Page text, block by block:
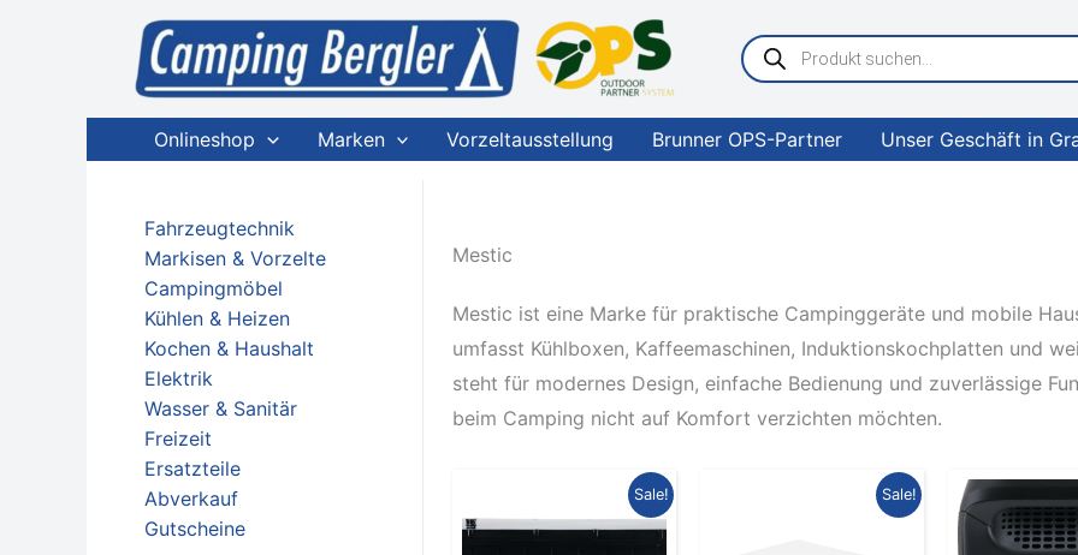
Products
search
Onlineshop Marken Vorzeltausstellung Brunner OPS-Partner Unser Geschäft in
Fahrzeugtechnik
Markisen & Vorzelte
Campingmöbel
Kühlen & Heizen
Kochen & Haushalt
Elektrik
Wasser & Sanitär
Freizeit
Ersatzteile
Abverkauf
Gutscheine
Mestic
Mestic ist eine Marke für praktische Campinggeräte und mobile
umfasst Kühlboxen, Kaffeemaschinen, Induktionskochplatten und
steht für modernes Design, einfache Bedienung und zuverlässige
beim Camping nicht auf Komfort verzichten möchten.
Sale!
Ursprünglicher
war:
€ 1.614,20
Aktueller
Preis
ist:
€ 1.499,00.
Sale!
UrsprünglicherAktueller
Preis
ist:
€ 1.299,00.
€